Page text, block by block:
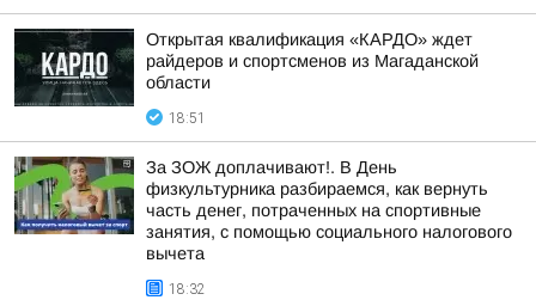
Открытая квалификация «КАРДО» ждет
райдеров и спортсменов из Магаданской
области
18:51
За ЗОЖ доплачивают!. В День
физкультурника разбираемся, как вернуть
часть денег, потраченных на спортивные
занятия, с помощью социального налогового
вычета
18:32